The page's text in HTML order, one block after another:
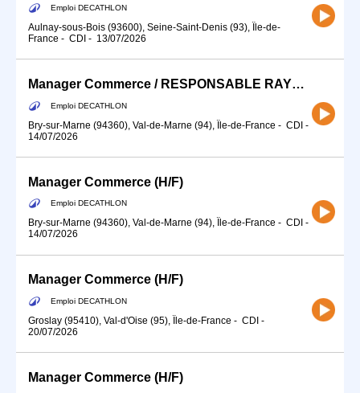
Emploi DECATHLON
Aulnay-sous-Bois (93600), Seine-Saint-Denis (93), Île-de-
France - CDI - 13/07/2026
Manager Commerce / RESPONSABLE RAYON (H/F)
Emploi DECATHLON
Bry-sur-Marne (94360), Val-de-Marne (94), Île-de-France - CDI -
14/07/2026
Manager Commerce (H/F)
Emploi DECATHLON
Bry-sur-Marne (94360), Val-de-Marne (94), Île-de-France - CDI -
14/07/2026
Manager Commerce (H/F)
Emploi DECATHLON
Groslay (95410), Val-d'Oise (95), Île-de-France - CDI -
20/07/2026
Manager Commerce (H/F)